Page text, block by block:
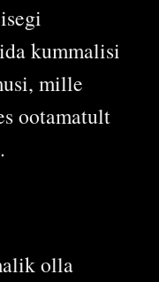
kummalisi
mille
ootamatult
olla